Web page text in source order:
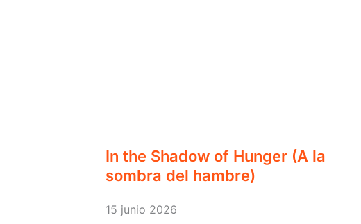
In the Shadow of Hunger (A la
sombra del hambre)
15 junio 2026